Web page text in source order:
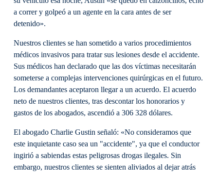
a correr y golpeó a un agente en la cara antes de ser
detenido».
Nuestros clientes se han sometido a varios procedimientos
médicos invasivos para tratar sus lesiones desde el accidente.
Sus médicos han declarado que las dos víctimas necesitarán
someterse a complejas intervenciones quirúrgicas en el futuro.
Los demandantes aceptaron llegar a un acuerdo. El acuerdo
neto de nuestros clientes, tras descontar los honorarios y
gastos de los abogados, ascendió a 306 328 dólares.
El abogado Charlie Gustin señaló: «No consideramos que
este inquietante caso sea un "accidente", ya que el conductor
ingirió a sabiendas estas peligrosas drogas ilegales. Sin
embargo, nuestros clientes se sienten aliviados al dejar atrás